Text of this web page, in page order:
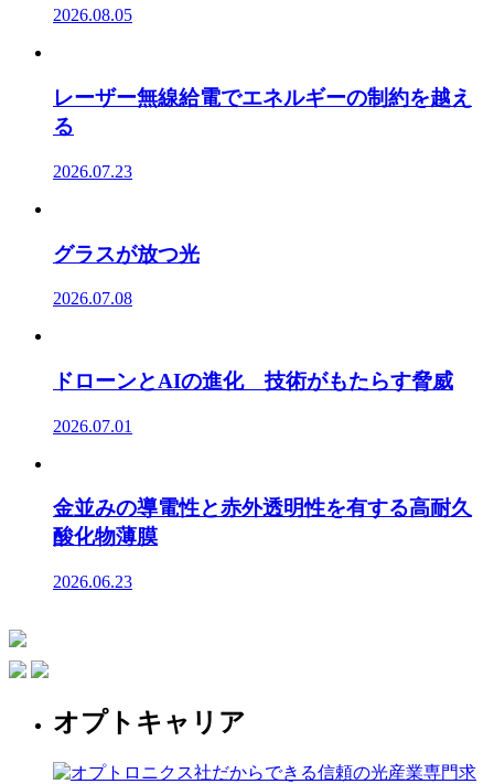
2026.08.05
レーザー無線給電でエネルギーの制約を越え
る
2026.07.23
グラスが放つ光
2026.07.08
ドローンとAIの進化 技術がもたらす脅威
2026.07.01
金並みの導電性と赤外透明性を有する高耐久
酸化物薄膜
2026.06.23
オプトキャリア